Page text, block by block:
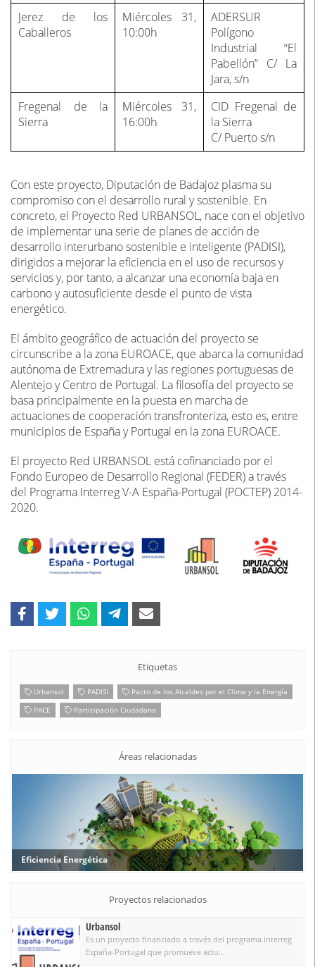
Jerez de los
Caballeros
Miércoles 31,
10:00h
ADERSUR
Polígono
Industrial “El
Pabellón” C/ La
Jara, s/n
Fregenal de la
Sierra
Miércoles 31,
16:00h
CID Fregenal de
la Sierra
C/ Puerto s/n
Con este proyecto, Diputación de Badajoz plasma su
compromiso con el desarrollo rural y sostenible. En
concreto, el Proyecto Red URBANSOL, nace con el objetivo
de implementar una serie de planes de acción de
desarrollo interurbano sostenible e inteligente (PADISI),
dirigidos a mejorar la eficiencia en el uso de recursos y
servicios y, por tanto, a alcanzar una economía baja en
carbono y autosuficiente desde el punto de vista
energético.
El ámbito geográfico de actuación del proyecto se
circunscribe a la zona EUROACE, que abarca la comunidad
autónoma de Extremadura y las regiones portuguesas de
Alentejo y Centro de Portugal. La filosofía del proyecto se
basa principalmente en la puesta en marcha de
actuaciones de cooperación transfronteriza, esto es, entre
municipios de España y Portugal en la zona EUROACE.
El proyecto Red URBANSOL está cofinanciado por el
Fondo Europeo de Desarrollo Regional (FEDER) a través
del Programa Interreg V-A España-Portugal (POCTEP) 2014-
2020.
Etiquetas
Urbansol PADISI
Pacto de los Alcaldes por el Clima y la Energía
PACE
Participación Ciudadana
Áreas relacionadas
Eficiencia Energética
Proyectos relacionados
Urbansol
Es un proyecto financiado a través del programa Interreg
España-Portugal que promueve actu...